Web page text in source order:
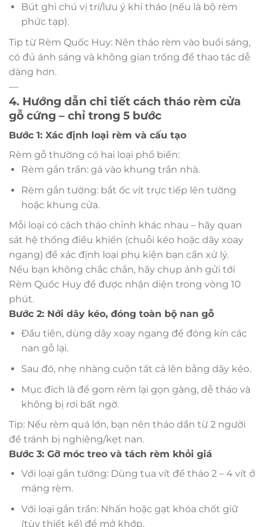
Bút ghi chú vị trí/lưu ý khi tháo (nếu là bộ rèm
phức tạp).
Tip từ Rèm Quốc Huy: Nên tháo rèm vào buổi sáng,
có đủ ánh sáng và không gian trống để thao tác dễ
dàng hơn.
—
4. Hướng dẫn chi tiết cách tháo rèm cửa
gỗ cứng – chỉ trong 5 bước
Bước 1: Xác định loại rèm và cấu tạo
Rèm gỗ thường có hai loại phổ biến:
Rèm gắn trần: gá vào khung trần nhà.
Rèm gắn tường: bắt ốc vít trực tiếp lên tường
hoặc khung cửa.
Mỗi loại có cách tháo chỉnh khác nhau – hãy quan
sát hệ thống điều khiển (chuỗi kéo hoặc dây xoay
ngang) để xác định loại phụ kiện bạn cần xử lý.
Nếu bạn không chắc chắn, hãy chụp ảnh gửi tới
Rèm Quốc Huy để được nhận diện trong vòng 10
phút.
Bước 2: Nới dây kéo, đóng toàn bộ nan gỗ
Đầu tiên, dùng dây xoay ngang để đóng kín các
nan gỗ lại.
Sau đó, nhẹ nhàng cuộn tất cả lên bằng dây kéo.
Mục đích là để gom rèm lại gọn gàng, dễ tháo và
không bị rơi bất ngờ.
Tip: Nếu rèm quá lớn, bạn nên tháo dần từ 2 người
để tránh bị nghiêng/kẹt nan.
Bước 3: Gỡ móc treo và tách rèm khỏi giá
Với loại gắn tường: Dùng tua vít để tháo 2 – 4 vít ở
máng rèm.
Với loại gắn trần: Nhấn hoặc gạt khóa chốt giữ
(tùy thiết kế) để mở khớp.